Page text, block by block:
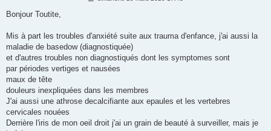
g
Bonjour Toutite,
Mis à part les troubles d'anxiété suite aux trauma d'enfance, j'ai aussi la
maladie de basedow (diagnostiquée)
et d'autres troubles non diagnostiqués dont les symptomes sont
par périodes vertiges et nausées
maux de tête
douleurs inexpliquées dans les membres
J'ai aussi une athrose decalcifiante aux epaules et les vertebres
cervicales nouées
Derrière l'iris de mon oeil droit j'ai un grain de beauté à surveiller, mais je